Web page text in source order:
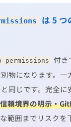
は 5 つ
permissions
付き
物になります。
同じです。完全
頼境界の明示・
範囲までリスク